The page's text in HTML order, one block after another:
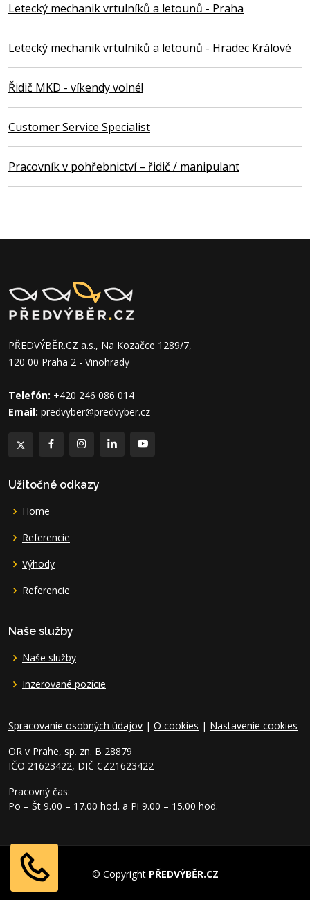
Letecký mechanik vrtulníků a letounů - Praha
Letecký mechanik vrtulníků a letounů - Hradec Králové
Řidič MKD - víkendy volné!
Customer Service Specialist
Pracovník v pohřebnictví – řidič / manipulant
PŘEDVÝBĚR.CZ a.s., Na Kozačce 1289/7,
120 00 Praha 2 - Vinohrady
Telefón: +420 246 086 014
Email: predvyber@predvyber.cz
Užitočné odkazy
Home
Referencie
Výhody
Referencie
Naše služby
Naše služby
Inzerované pozície
Spracovanie osobných údajov | O cookies | Nastavenie cookies
OR v Prahe, sp. zn. B 28879
IČO 21623422, DIČ CZ21623422
Pracovný čas:
Po – Št 9.00 – 17.00 hod. a Pi 9.00 – 15.00 hod.
© Copyright PŘEDVÝBĚR.CZ